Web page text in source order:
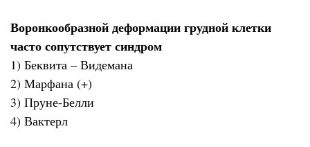
Воронкообразной деформации грудной клетки
часто сопутствует синдром
1) Беквита – Видемана
2) Марфана (+)
3) Пруне-Белли
4) Вактерл